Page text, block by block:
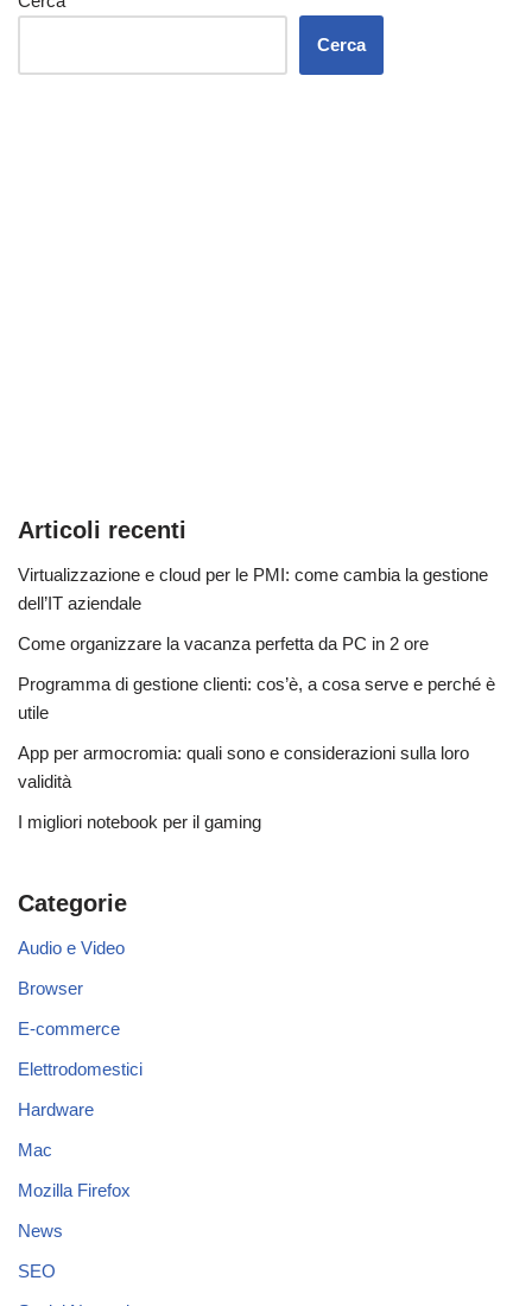
Cerca
Articoli recenti
Virtualizzazione e cloud per le PMI: come cambia la gestione
dell’IT aziendale
Come organizzare la vacanza perfetta da PC in 2 ore
Programma di gestione clienti: cos’è, a cosa serve e perché è
utile
App per armocromia: quali sono e considerazioni sulla loro
validità
I migliori notebook per il gaming
Categorie
Audio e Video
Browser
E-commerce
Elettrodomestici
Hardware
Mac
Mozilla Firefox
News
SEO